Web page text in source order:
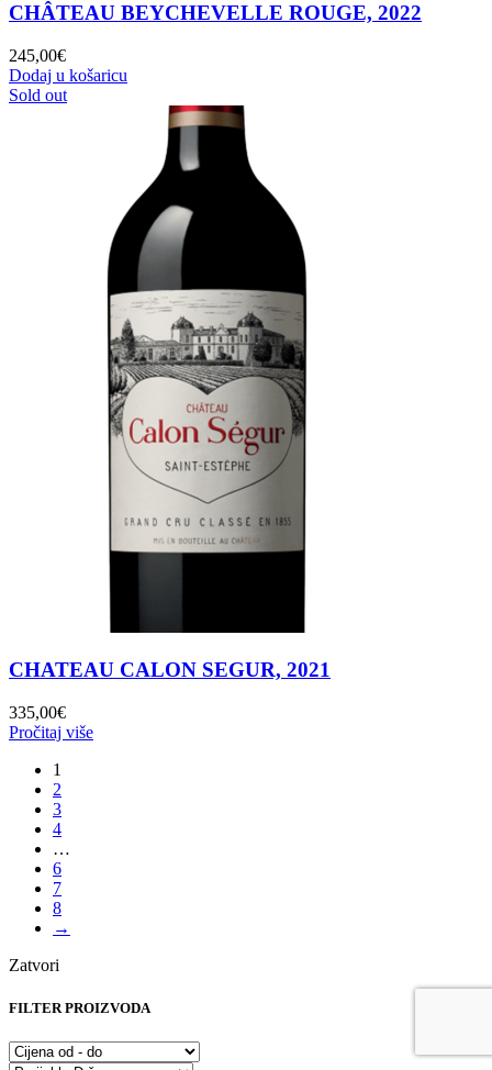
CHÂTEAU BEYCHEVELLE ROUGE, 2022
245,00€
Dodaj u košaricu
Sold out
CHATEAU CALON SEGUR, 2021
335,00€
Pročitaj više
1
2
3
4
…
6
7
8
→
Zatvori
FILTER PROIZVODA